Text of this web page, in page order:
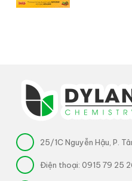
25/1C Nguyễn Hậu, P.
Điện thoại: 0915 79 25